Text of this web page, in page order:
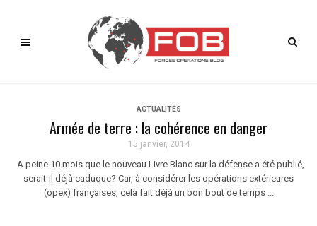
ACTUALITÉS
Armée de terre : la cohérence en danger
15 janvier, 2014
A peine 10 mois que le nouveau Livre Blanc sur la défense a été publié,
serait-il déjà caduque? Car, à considérer les opérations extérieures
(opex) françaises, cela fait déjà un bon bout de temps ...